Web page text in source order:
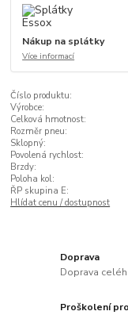
Nákup na splátky
Více informací
Číslo produktu:
Výrobce:
Celková hmotnost:
Rozměr pneu:
Sklopný:
Povolená rychlost:
Brzdy:
Poloha kol:
ŘP skupina E:
Hlídat cenu / dostupnost
Doprava
Doprava
Proškolení